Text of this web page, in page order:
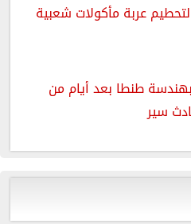
عربة مأكولات شعبية
طنطا بعد أيام من
سير